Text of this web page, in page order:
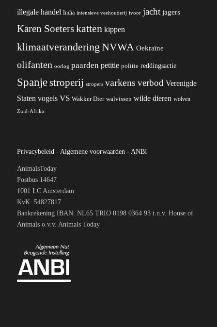
illegale handel India intensieve veehouderij ivoor jacht jagers
Karen Soeterskatten kippen
klimaatverandering NVWA Oekraïne
olifanten oorlog paarden petitie politie reddingsactie
Spanjestroperij stropers varkens verbod Verenigde
Staten vogels VS Wakker Dier walvissen wilde dieren wolven
Zuid-Afrika
Privacybeleid - Algemene voorwaarden - ANBI
AnimalsToday
Postbus 14647
1001 LC Amsterdam
KvK: 54827817
Bankrekening IBAN: NL65 TRIO 0198 0364 93 t.n.v. House of
Animals o.v.v. Animals Today